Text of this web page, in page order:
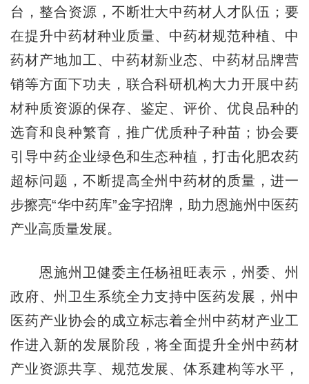
台，整合资源，不断壮大中药材人才队伍；要
在提升中药材种业质量、中药材规范种植、中
药材产地加工、中药材新业态、中药材品牌营
销等方面下功夫，联合科研机构大力开展中药
材种质资源的保存、鉴定、评价、优良品种的
选育和良种繁育，推广优质种子种苗；协会要
引导中药企业绿色和生态种植，打击化肥农药
超标问题，不断提高全州中药材的质量，进一
步擦亮“华中药库”金字招牌，助力恩施州中医药
产业高质量发展。
恩施州卫健委主任杨祖旺表示，州委、州
政府、州卫生系统全力支持中医药发展，州中
医药产业协会的成立标志着全州中药材产业工
作进入新的发展阶段，将全面提升全州中药材
产业资源共享、规范发展、体系建构等水平，